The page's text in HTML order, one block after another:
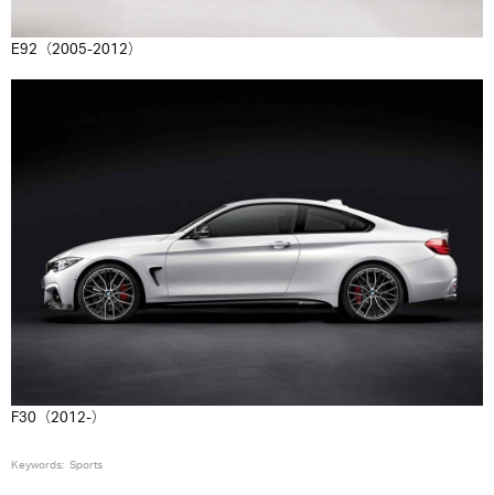
E92（2005-2012）
F30（2012-）
Keywords: Sports